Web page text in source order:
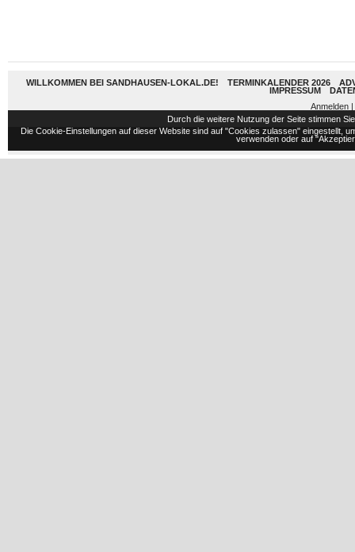
WILLKOMMEN BEI SANDHAUSEN-LOKAL.DE! TERMINKALENDER 2026
IMPRESSUM
Anmelden
Durch die weitere Nutzung der Seite stimmen
Die Cookie-Einstellungen auf dieser Website sind auf "Cookies zulassen" eingestellt,
verwenden oder auf